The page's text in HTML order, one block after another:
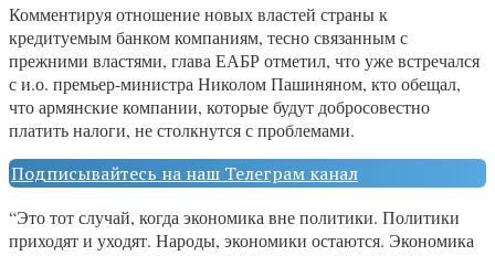
Комментируя отношение новых властей страны к
кредитуемым банком компаниям, тесно связанным с
прежними властями, глава ЕАБР отметил, что уже встречался
с и.о. премьер-министра Николом Пашиняном, кто обещал,
что армянские компании, которые будут добросовестно
платить налоги, не столкнутся с проблемами.
Подписывайтесь на наш Телеграм канал
“Это тот случай, когда экономика вне политики. Политики
приходят и уходят. Народы, экономики остаются. Экономика